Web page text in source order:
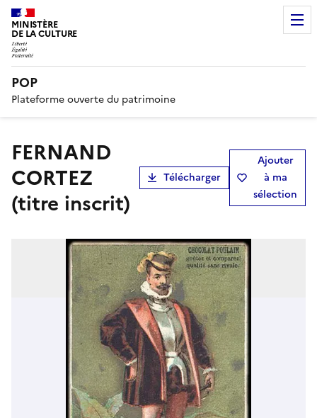
MINISTÈRE
DE LA CULTURE
POP
Plateforme ouverte du patrimoine
FERNAND
CORTEZ
(titre inscrit)
Télécharger
Ajouter
à ma
sélection